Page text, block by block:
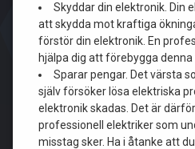
Skyddar din elektronik. Din
att skydda mot kraftiga
förstör din elektronik. En
hjälpa dig att förebygga denna
Sparar pengar. Det värsta
själv försöker lösa elektriska
elektronik skadas. Det är
professionell elektriker som
misstag sker. Ha i åtanke att